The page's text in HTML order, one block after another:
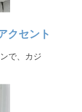
クセント
で、カジ